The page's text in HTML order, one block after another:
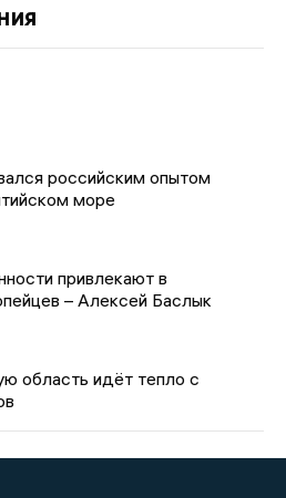
российским опытом
море
привлекают в
– Алексей Баслык
область идёт тепло с